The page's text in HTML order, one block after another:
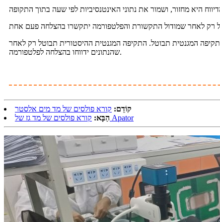
המגנטית תבוטל. התקיפה המגנטית ההיסטורית תבוטל רק לאחר
שהנתונים ידווחו בהצלחה לפלטפורמה.
קוֹדֵם: קורא פולסים של מד מים אלסטר
הַבָּא: קורא פולסים של מד גז של Apator